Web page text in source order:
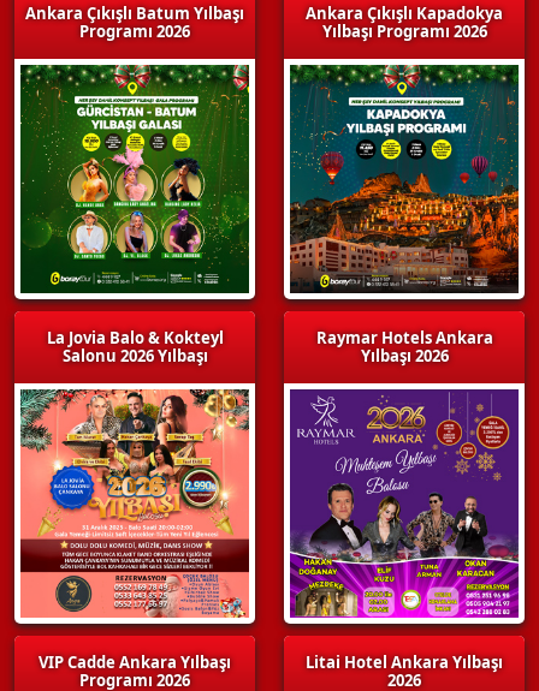
Ankara Çıkışlı Batum Yılbaşı
Programı 2026
La Jovia Balo & Kokteyl
Salonu 2026 Yılbaşı
VIP Cadde Ankara Yılbaşı
Programı 2026
Ankara Çıkışlı Kapadokya
Yılbaşı Programı 2026
Raymar Hotels Ankara
Yılbaşı 2026
Litai Hotel Ankara Yılbaşı
2026